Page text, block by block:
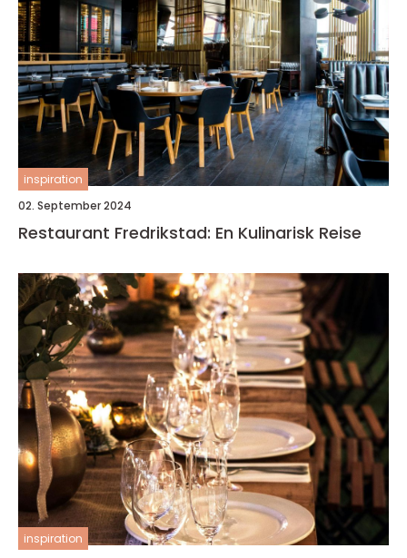
inspiration
02. September 2024
Restaurant Fredrikstad: En Kulinarisk Reise
inspiration